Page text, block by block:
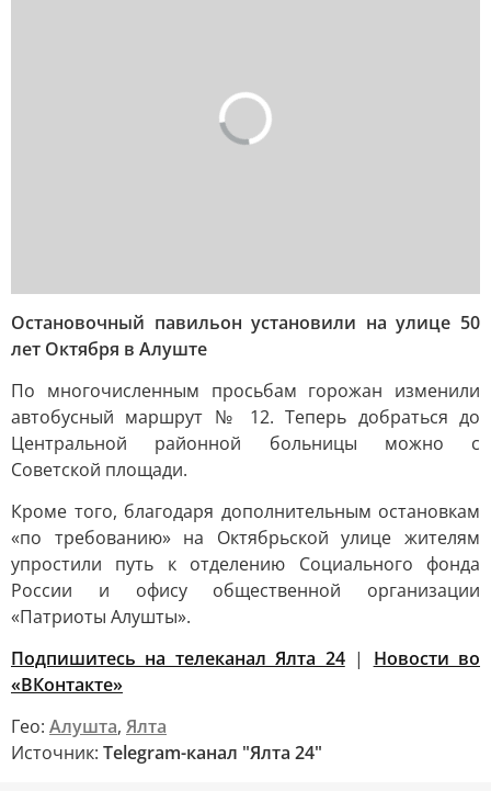
Остановочный павильон установили на улице 50
лет Октября в Алуште
По многочисленным просьбам горожан изменили
автобусный маршрут № 12. Теперь добраться до
Центральной районной больницы можно с
Советской площади.
Кроме того, благодаря дополнительным остановкам
«по требованию» на Октябрьской улице жителям
упростили путь к отделению Социального фонда
России и офису общественной организации
«Патриоты Алушты».
Подпишитесь на телеканал Ялта 24| Новости во
«ВКонтакте»
Гео: Алушта, Ялта
Источник: Telegram-канал "Ялта 24"